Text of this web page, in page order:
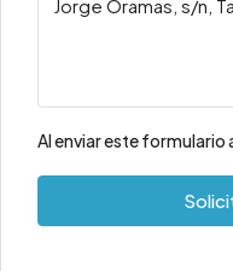
Al enviar este formulario